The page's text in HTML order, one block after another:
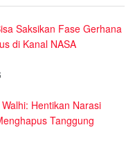
Saksikan Fase Gerhana
di Kanal NASA
Hentikan Narasi
Tanggung